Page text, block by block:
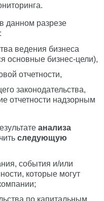
в данном разрезе
ведения бизнеса
основные бизнес-цели),
отчетности,
законодательства,
отчетности надзорным
анализа
следующую
события и/или
которые могут
по капитальным